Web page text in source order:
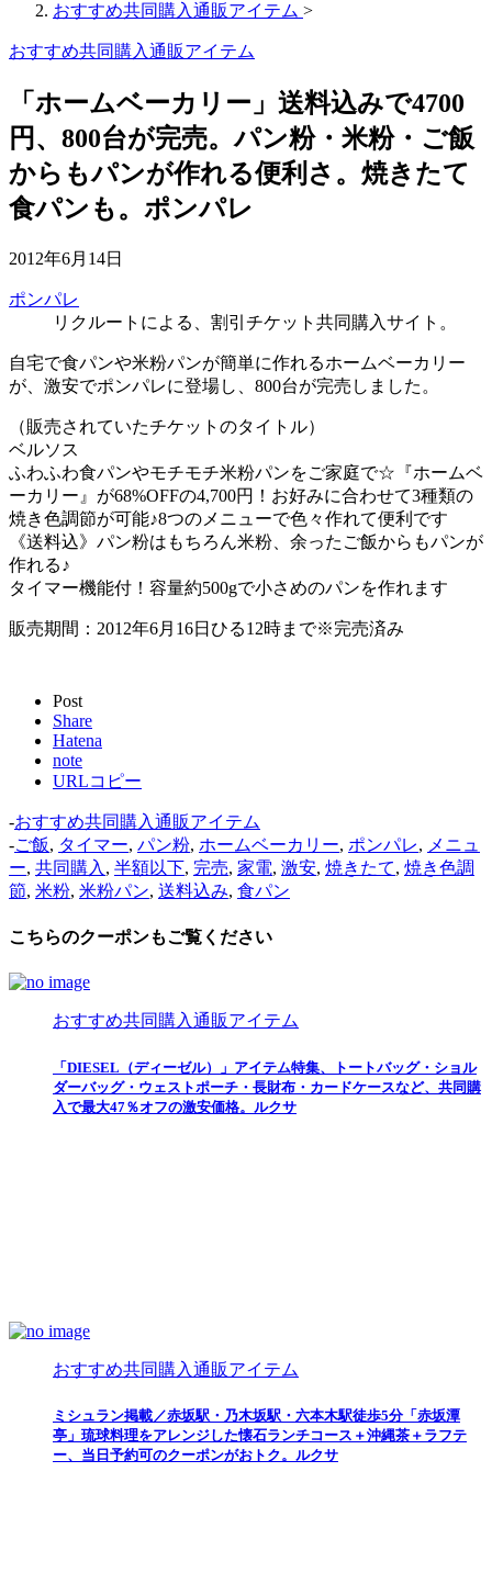
おすすめ共同購入通販アイテム >
おすすめ共同購入通販アイテム
「ホームベーカリー」送料込みで4700
円、800台が完売。パン粉・米粉・ご飯
からもパンが作れる便利さ。焼きたて
食パンも。ポンパレ
2012年6月14日
ポンパレ
リクルートによる、割引チケット共同購入サイト。
自宅で食パンや米粉パンが簡単に作れるホームベーカリー
が、激安でポンパレに登場し、800台が完売しました。
（販売されていたチケットのタイトル）
ベルソス
ふわふわ食パンやモチモチ米粉パンをご家庭で☆『ホームベ
ーカリー』が68%OFFの4,700円！お好みに合わせて3種類の
焼き色調節が可能♪8つのメニューで色々作れて便利です
《送料込》パン粉はもちろん米粉、余ったご飯からもパンが
作れる♪
タイマー機能付！容量約500gで小さめのパンを作れます
販売期間：2012年6月16日ひる12時まで※完売済み
Post
Share
Hatena
note
URLコピー
-おすすめ共同購入通販アイテム
-ご飯, タイマー, パン粉, ホームベーカリー, ポンパレ, メニュ
ー, 共同購入 , 半額以下, 完売, 家電, 激安, 焼きたて, 焼き色調
節, 米粉, 米粉パン, 送料込み, 食パン
こちらのクーポンもご覧ください
おすすめ共同購入通販アイテム
「DIESEL（ディーゼル）」アイテム特集、トートバッグ・ショル
ダーバッグ・ウェストポーチ・長財布・カードケースなど、共同購
入で最大47％オフの激安価格。ルクサ
おすすめ共同購入通販アイテム
ミシュラン掲載／赤坂駅・乃木坂駅・六本木駅徒歩5分「赤坂潭
亭」琉球料理をアレンジした懐石ランチコース＋沖縄茶＋ラフテ
ー、当日予約可のクーポンがおトク。ルクサ